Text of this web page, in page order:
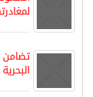
البحرية